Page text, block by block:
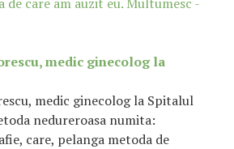
medic ginecolog la
medic ginecolog la Spitalul
nedureroasa numita:
care, pelanga metoda de